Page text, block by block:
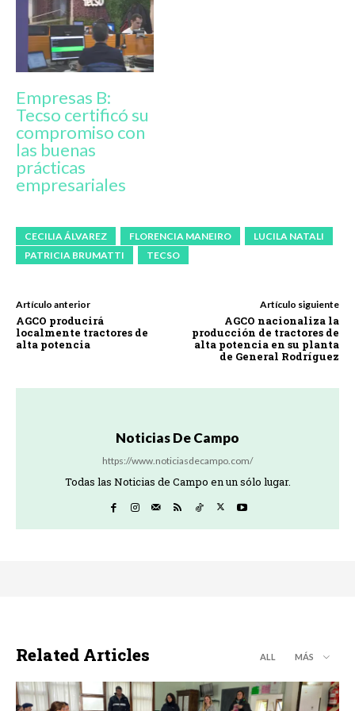
Empresas B:
Tecso certificó su
compromiso con
las buenas
prácticas
empresariales
CECILIA ÁLVAREZ FLORENCIA MANEIRO
LUCILA NATALI
PATRICIA BRUMATTI
TECSO
Artículo anterior
AGCO producirá
localmente tractores de
alta potencia
Artículo siguiente
AGCO nacionaliza la
producción de tractores de
alta potencia en su planta
de General Rodríguez
Noticias De Campo
https://www.noticiasdecampo.com/
Todas las Noticias de Campo en un sólo lugar.
Related Articles ALL MÁS